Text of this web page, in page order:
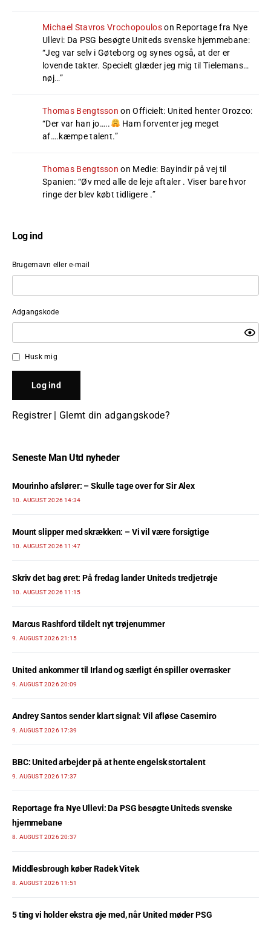
Michael Stavros Vrochopouloson Reportage fra Nye
Ullevi: Da PSG besøgte Uniteds svenske hjemmebane:
“Jeg var selv i Gøteborg og synes også, at der er
lovende takter. Specielt glæder jeg mig til Tielemans…
nøj…”
Thomas Bengtsson onOfficielt: United henter Orozco:
“Der var han jo…..
Ham forventer jeg meget
af….kæmpe talent.”
Thomas Bengtsson on Medie: Bayindir på vej til
Spanien: “Øv med alle de leje aftaler . Viser bare hvor
ringe der blev købt tidligere .”
Log ind
Brugernavn eller e-mail
Adgangskode
Husk mig
Registrer| Glemt din adgangskode?
Seneste Man Utd nyheder
Mourinho afslører: – Skulle tage over for Sir Alex
10. AUGUST 2026 14:34
Mount slipper med skrækken: – Vi vil være forsigtige
10. AUGUST 2026 11:47
Skriv det bag øret: På fredag lander Uniteds tredjetrøje
10. AUGUST 2026 11:15
Marcus Rashford tildelt nyt trøjenummer
9. AUGUST 2026 21:15
United ankommer til Irland og særligt én spiller overrasker
9. AUGUST 2026 20:09
Andrey Santos sender klart signal: Vil afløse Casemiro
9. AUGUST 2026 17:39
BBC: United arbejder på at hente engelsk stortalent
9. AUGUST 2026 17:37
Reportage fra Nye Ullevi: Da PSG besøgte Uniteds svenske
hjemmebane
8. AUGUST 2026 20:37
Middlesbrough køber Radek Vitek
8. AUGUST 2026 11:51
5 ting vi holder ekstra øje med, når United møder PSG